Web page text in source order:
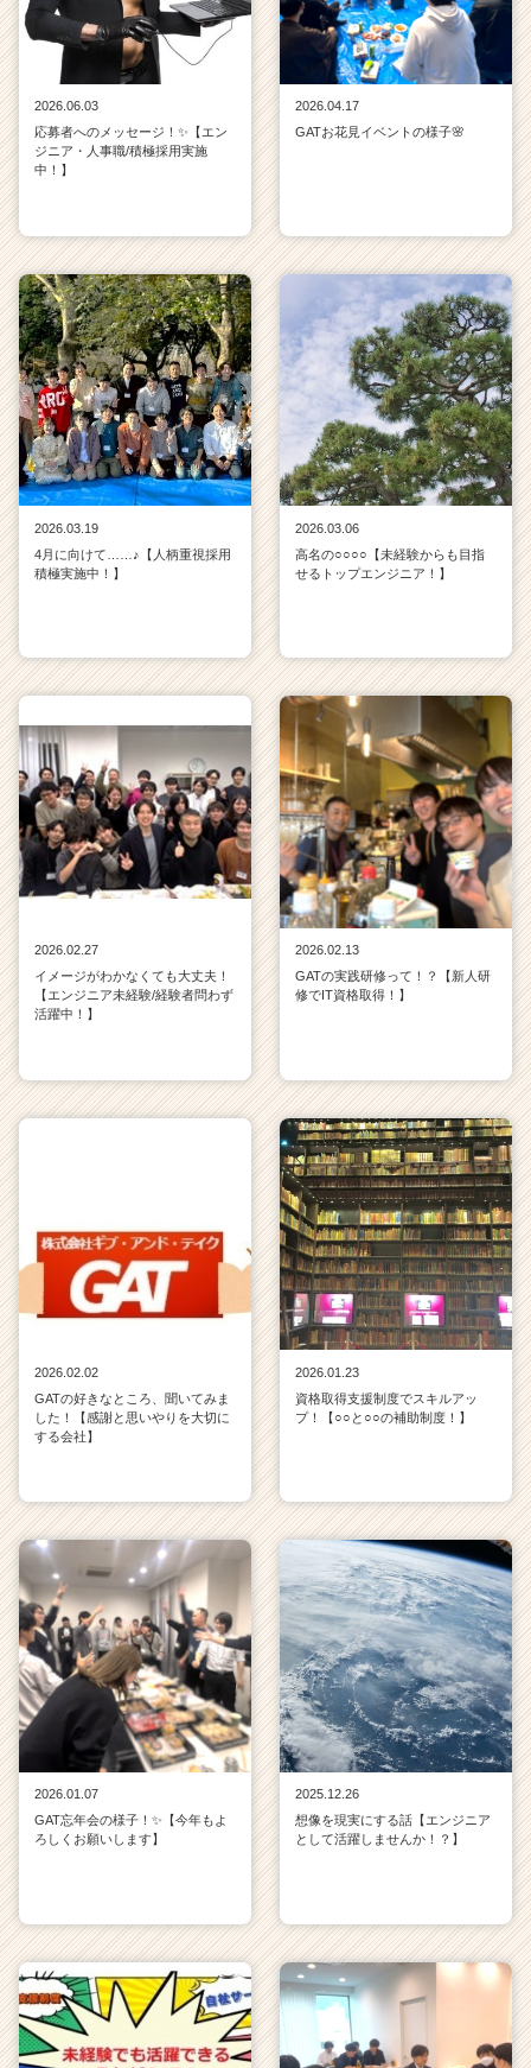
2026.06.03
応募者へのメッセージ！✨【エン
ジニア・人事職/積極採用実施
中！】
2026.04.17
GATお花見イベントの様子🌸
2026.03.19
4月に向けて……♪【人柄重視採用
積極実施中！】
2026.03.06
高名の○○○○【未経験からも目指
せるトップエンジニア！】
2026.02.27
イメージがわかなくても大丈夫！
【エンジニア未経験/経験者問わず
活躍中！】
2026.02.13
GATの実践研修って！？【新人研
修でIT資格取得！】
2026.02.02
GATの好きなところ、聞いてみま
した！【感謝と思いやりを大切に
する会社】
2026.01.23
資格取得支援制度でスキルアッ
プ！【○○と○○の補助制度！】
2026.01.07
GAT忘年会の様子！✨【今年もよ
ろしくお願いします】
2025.12.26
想像を現実にする話【エンジニア
として活躍しませんか！？】